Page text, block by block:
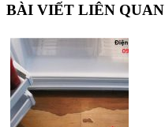
BÀI VIẾT LIÊN QUAN